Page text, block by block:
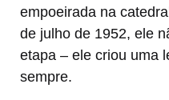
empoeirada na
de julho de 1952, ele
etapa – ele criou uma
sempre.